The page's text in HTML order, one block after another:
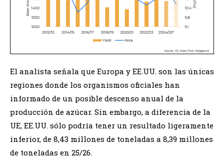
El analista señala que Europa y EE.UU. son las únicas
regiones donde los organismos oficiales han
informado de un posible descenso anual de la
producción de azúcar. Sin embargo, a diferencia de la
UE, EE.UU. sólo podría tener un resultado ligeramente
inferior, de 8,43 millones de toneladas a 8,39 millones
de toneladas en 25/26.